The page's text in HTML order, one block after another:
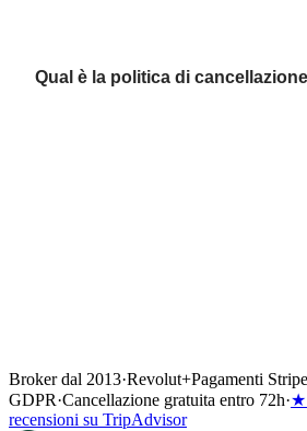
Qual è la politica di
Broker dal 2013·Revolut+Pagamenti Stripe
GDPR·Cancellazione gratuita entro 72h·
recensioni su TripAdvisor